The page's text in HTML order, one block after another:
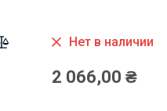
Нет в наличии
2 066,00 ₴